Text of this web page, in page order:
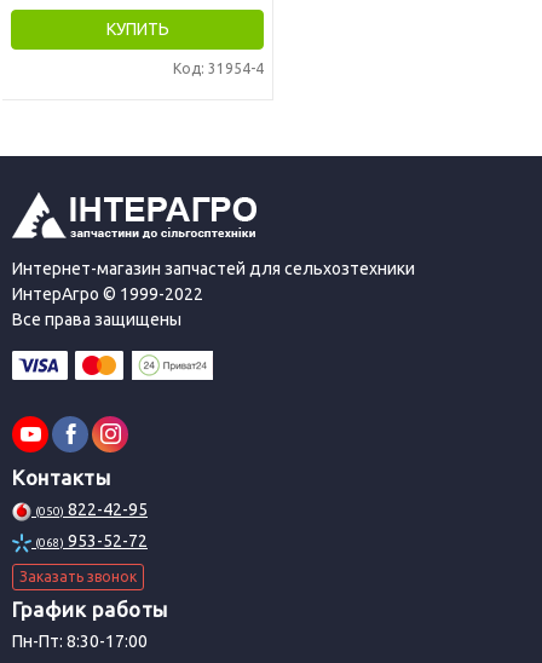
КУПИТЬ
Код: 31954-4
Интернет-магазин запчастей для сельхозтехники
ИнтерАгро © 1999-2022
Все права защищены
Контакты
(050) 822-42-95
(068) 953-52-72
Заказать звонок
График работы
Пн-Пт: 8:30-17:00